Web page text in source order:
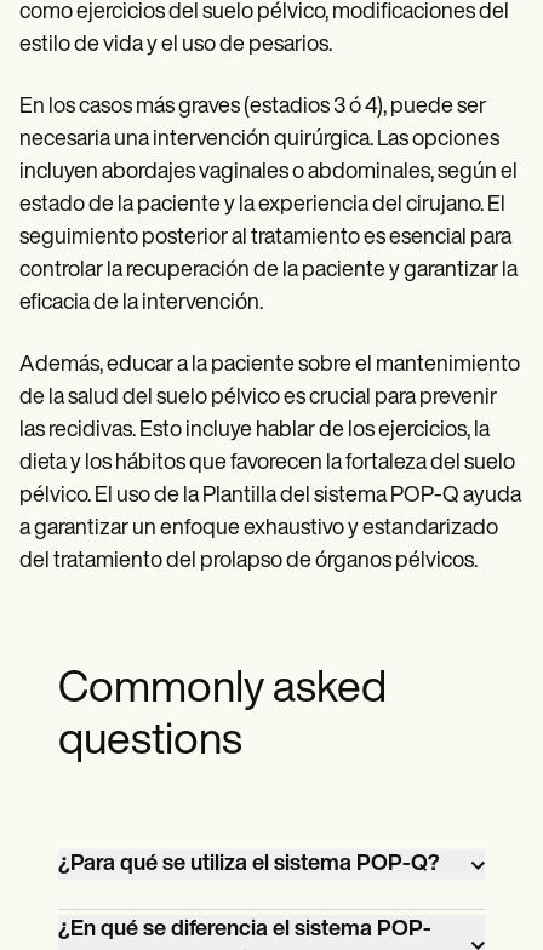
como ejercicios del suelo pélvico, modificaciones del
estilo de vida y el uso de pesarios.
En los casos más graves (estadios 3 ó 4), puede ser
necesaria una intervención quirúrgica. Las opciones
incluyen abordajes vaginales o abdominales, según el
estado de la paciente y la experiencia del cirujano. El
seguimiento posterior al tratamiento es esencial para
controlar la recuperación de la paciente y garantizar la
eficacia de la intervención.
Además, educar a la paciente sobre el mantenimiento
de la salud del suelo pélvico es crucial para prevenir
las recidivas. Esto incluye hablar de los ejercicios, la
dieta y los hábitos que favorecen la fortaleza del suelo
pélvico. El uso de la Plantilla del sistema POP-Q ayuda
a garantizar un enfoque exhaustivo y estandarizado
del tratamiento del prolapso de órganos pélvicos.
Commonly asked
questions
¿Para qué se utiliza el sistema POP-Q?
El sistema POP-Q cuantifica y clasifica
por etapas el prolapso de órganos
¿En qué se diferencia el sistema POP-